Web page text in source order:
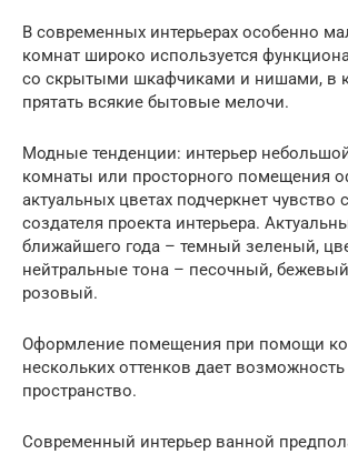
В современных интерьерах особенно
комнат широко используется
со скрытыми шкафчиками и нишами, в
прятать всякие бытовые мелочи.
Модные тенденции: интерьер
комнаты или просторного помещения
актуальных цветах подчеркнет чувство
создателя проекта интерьера.
ближайшего года – темный зеленый,
нейтральные тона – песочный,
розовый.
Оформление помещения при помощи
нескольких оттенков дает
пространство.
Современный интерьер ванной